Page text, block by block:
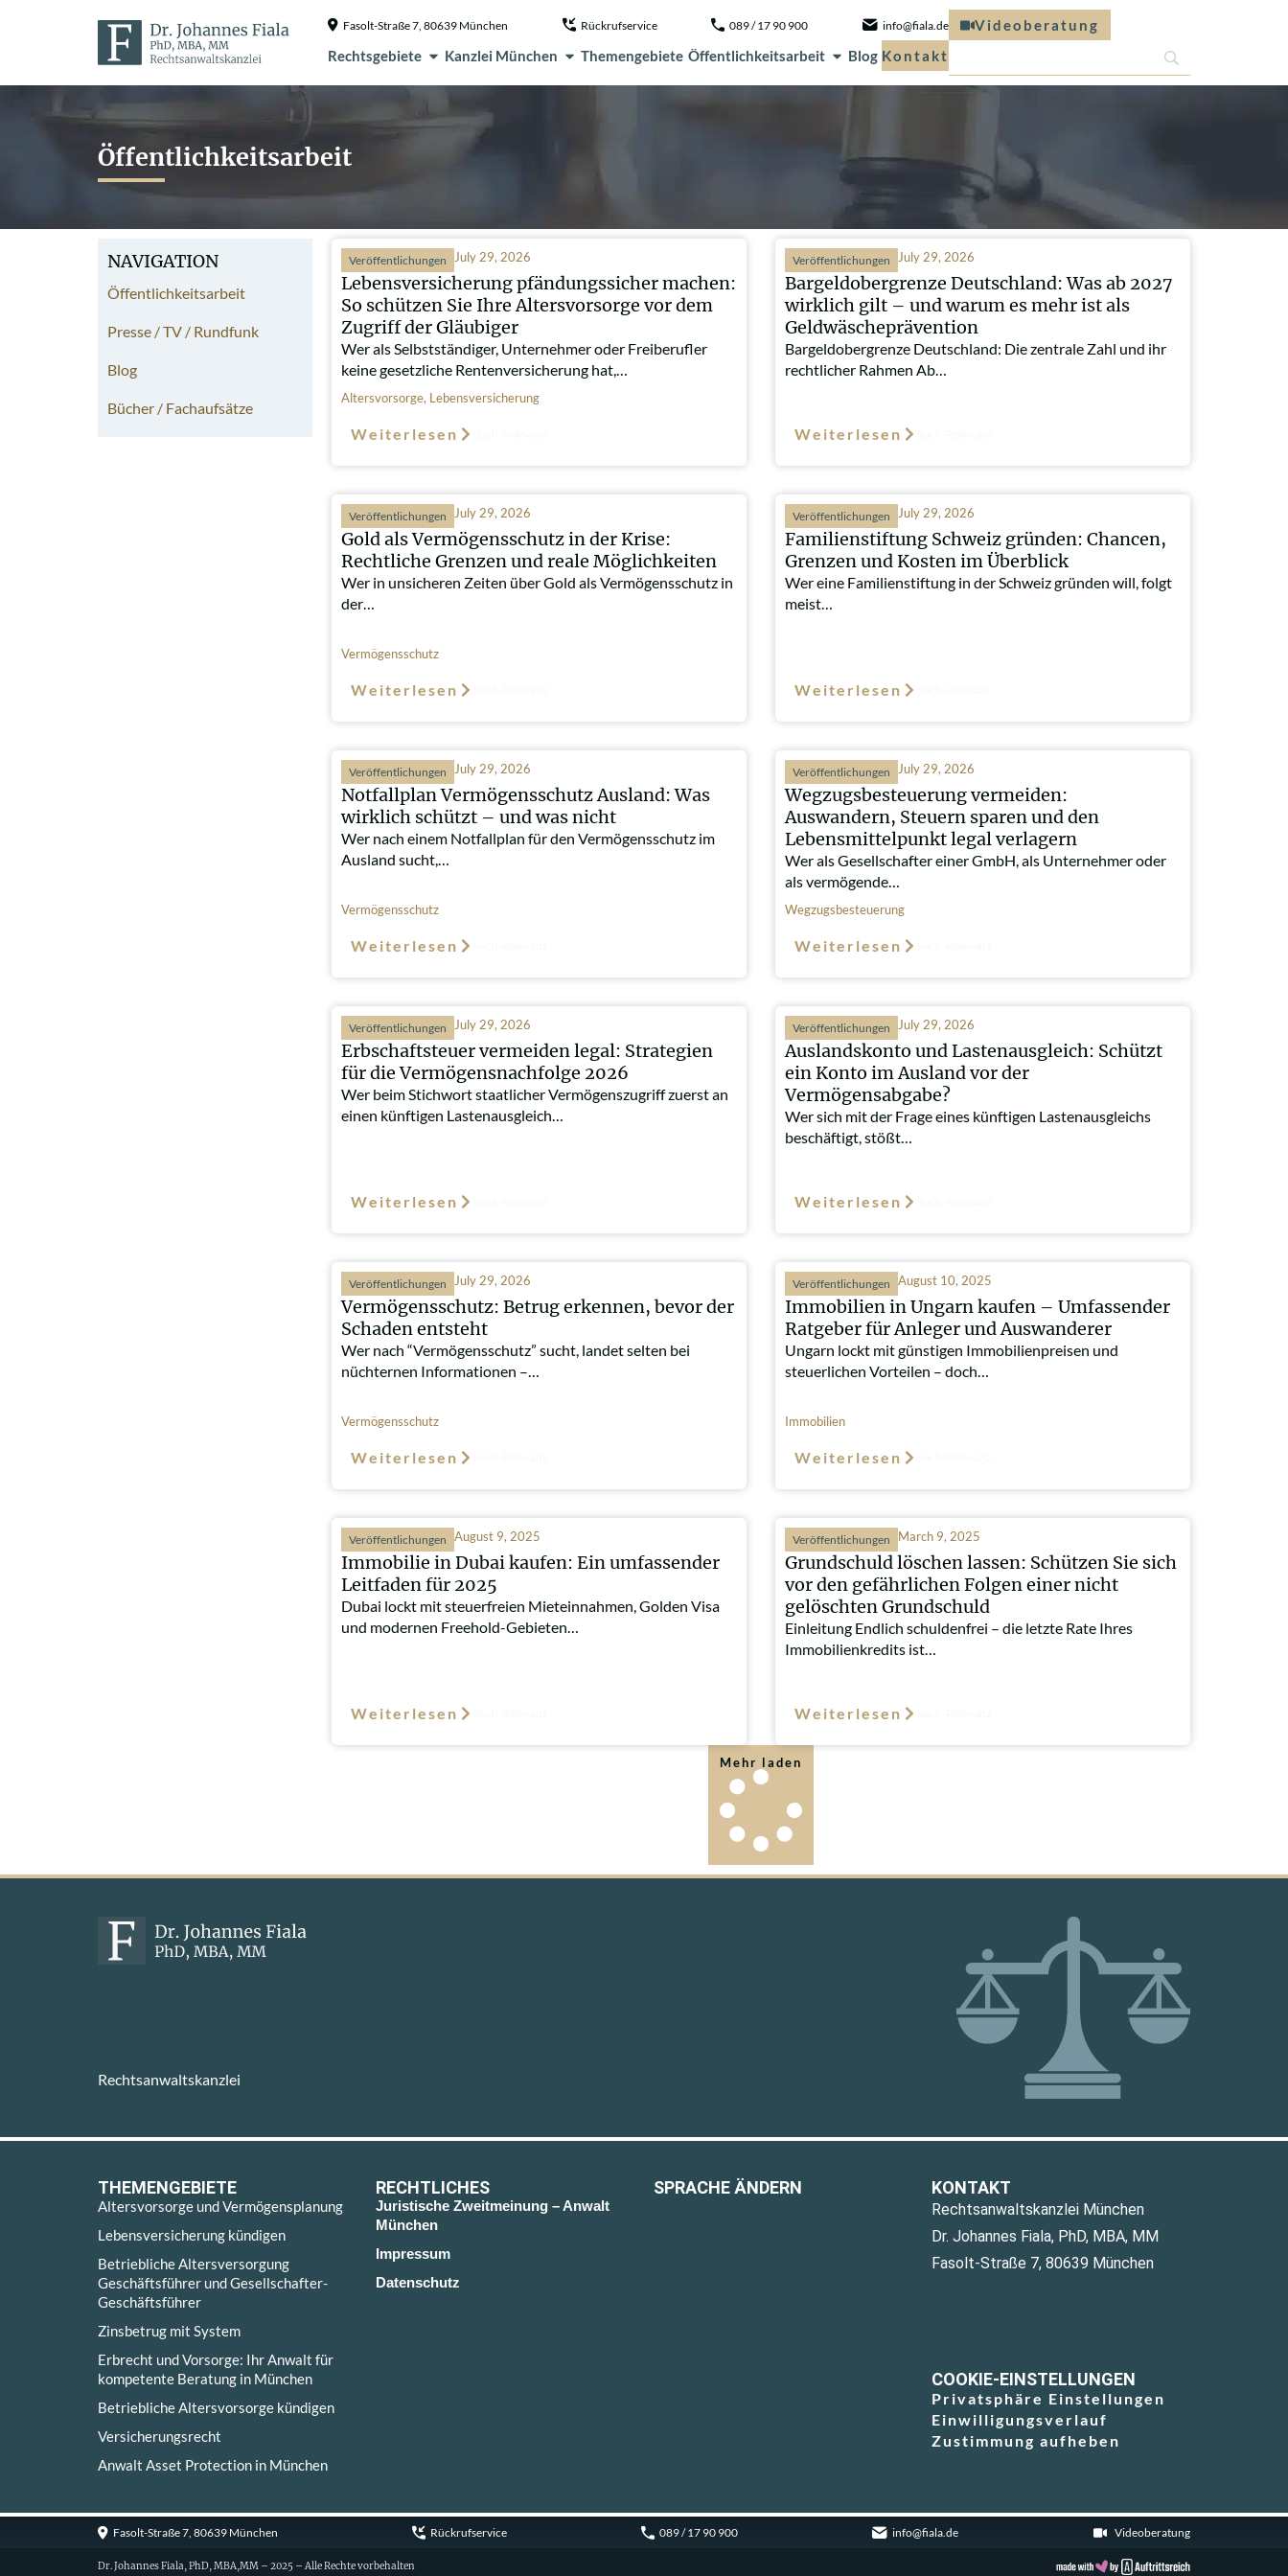
Fasolt-Straße 7, 80639 München Rückrufservice 089 / 17 90 900 info@fiala.de
Rechtsgebiete Kanzlei München Themengebiete Öffentlichkeitsarbeit Blog Kontakt
Videoberatung
Öffentlichkeitsarbeit
NAVIGATION
Öffentlichkeitsarbeit
Presse / TV / Rundfunk
Blog
Bücher / Fachaufsätze
Veröffentlichungen July 29, 2026
Lebensversicherung pfändungssicher machen:
So schützen Sie Ihre Altersvorsorge vor dem
Zugriff der Gläubiger
Wer als Selbstständiger, Unternehmer oder Freiberufler
keine gesetzliche Rentenversicherung hat,…
Altersvorsorge, Lebensversicherung
Weiterlesen
Veröffentlichungen July 29, 2026
Bargeldobergrenze Deutschland: Was ab 2027
wirklich gilt – und warum es mehr ist als
Geldwäscheprävention
Bargeldobergrenze Deutschland: Die zentrale Zahl und ihr
rechtlicher Rahmen Ab…
Weiterlesen
Veröffentlichungen July 29, 2026
Gold als Vermögensschutz in der Krise:
Rechtliche Grenzen und reale Möglichkeiten
Wer in unsicheren Zeiten über Gold als Vermögensschutz in
der…
Vermögensschutz
Weiterlesen
Veröffentlichungen July 29, 2026
Familienstiftung Schweiz gründen: Chancen,
Grenzen und Kosten im Überblick
Wer eine Familienstiftung in der Schweiz gründen will, folgt
meist…
Weiterlesen
Veröffentlichungen July 29, 2026
Notfallplan Vermögensschutz Ausland: Was
wirklich schützt – und was nicht
Wer nach einem Notfallplan für den Vermögensschutz im
Ausland sucht,…
Vermögensschutz
Weiterlesen
Veröffentlichungen July 29, 2026
Wegzugsbesteuerung vermeiden:
Auswandern, Steuern sparen und den
Lebensmittelpunkt legal verlagern
Wer als Gesellschafter einer GmbH, als Unternehmer oder
als vermögende…
Wegzugsbesteuerung
Weiterlesen
Veröffentlichungen July 29, 2026
Erbschaftsteuer vermeiden legal: Strategien
für die Vermögensnachfolge 2026
Wer beim Stichwort staatlicher Vermögenszugriff zuerst an
einen künftigen Lastenausgleich…
Weiterlesen
Veröffentlichungen July 29, 2026
Auslandskonto und Lastenausgleich: Schützt
ein Konto im Ausland vor der
Vermögensabgabe?
Wer sich mit der Frage eines künftigen Lastenausgleichs
beschäftigt, stößt…
Weiterlesen
Veröffentlichungen July 29, 2026
Vermögensschutz: Betrug erkennen, bevor der
Schaden entsteht
Wer nach “Vermögensschutz” sucht, landet selten bei
nüchternen Informationen –…
Vermögensschutz
Weiterlesen
Veröffentlichungen August 10, 2025
Immobilien in Ungarn kaufen – Umfassender
Ratgeber für Anleger und Auswanderer
Ungarn lockt mit günstigen Immobilienpreisen und
steuerlichen Vorteilen – doch…
Immobilien
Weiterlesen
Veröffentlichungen August 9, 2025
Immobilie in Dubai kaufen: Ein umfassender
Leitfaden für 2025
Dubai lockt mit steuerfreien Mieteinnahmen, Golden Visa
und modernen Freehold-Gebieten…
Weiterlesen
Veröffentlichungen March 9, 2025
Grundschuld löschen lassen: Schützen Sie sich
vor den gefährlichen Folgen einer nicht
gelöschten Grundschuld
Einleitung Endlich schuldenfrei – die letzte Rate Ihres
Immobilienkredits ist…
Weiterlesen
Mehr laden
Rechtsanwaltskanzlei
THEMENGEBIETE
Altersvorsorge und Vermögensplanung
Lebensversicherung kündigen
Betriebliche Altersversorgung
Geschäftsführer und Gesellschafter-
Geschäftsführer
Zinsbetrug mit System
Erbrecht und Vorsorge: Ihr Anwalt für
kompetente Beratung in München
Betriebliche Altersvorsorge kündigen
Versicherungsrecht
Anwalt Asset Protection in München
RECHTLICHES
Juristische Zweitmeinung – Anwalt
München
Impressum
Datenschutz
SPRACHE ÄNDERN KONTAKT
Rechtsanwaltskanzlei München
Dr. Johannes Fiala, PhD, MBA, MM
Fasolt-Straße 7, 80639 München
COOKIE-EINSTELLUNGEN
Privatsphäre Einstellungen
Einwilligungsverlauf
Zustimmung aufheben
Fasolt-Straße 7, 80639 München Rückrufservice 089 / 17 90 900 info@fiala.de Videoberatung
Dr. Johannes Fiala, PhD, MBA,MM – 2025 – Alle Rechte vorbehalten